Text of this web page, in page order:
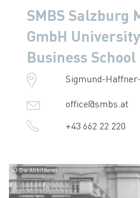
SMBS Salzburg
GmbH
Business School
Sigmund-
office@smbs.at
+43 662 22 220
© Die Abbilderei